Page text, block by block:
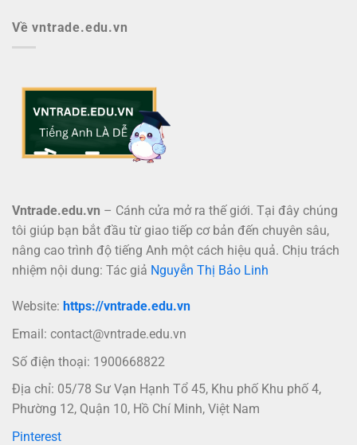
Về vntrade.edu.vn
Vntrade.edu.vn – Cánh cửa mở ra thế giới. Tại đây chúng
tôi giúp bạn bắt đầu từ giao tiếp cơ bản đến chuyên sâu,
nâng cao trình độ tiếng Anh một cách hiệu quả. Chịu trách
nhiệm nội dung: Tác giả Nguyễn Thị Bảo Linh
Website: https://vntrade.edu.vn
Email: contact@vntrade.edu.vn
Số điện thoại: 1900668822
Địa chỉ: 05/78 Sư Vạn Hạnh Tổ 45, Khu phố Khu phố 4,
Phường 12, Quận 10, Hồ Chí Minh, Việt Nam
Pinterest